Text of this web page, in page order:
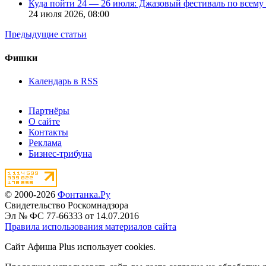
Куда пойти 24 — 26 июля: Джазовый фестиваль по
24 июля 2026, 08:00
Предыдущие статьи
Фишки
Календарь в RSS
Партнёры
О сайте
Контакты
Реклама
Бизнес-трибуна
© 2000-2026 Фонтанка.Ру
Свидетельство Роскомнадзора
Эл № ФС 77-66333 от 14.07.2016
Правила использования материалов сайта
Сайт Афиша Plus использует cookies.